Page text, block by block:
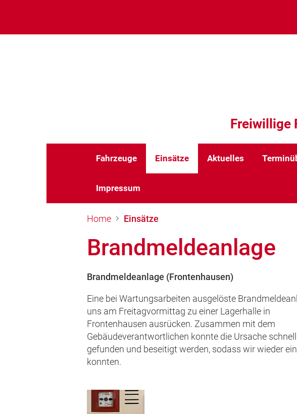
Freiwillige
Fahrzeuge Einsätze Aktuelles
Impressum
Home Einsätze
Brandmeldeanlage
Brandmeldeanlage (Frontenhausen)
Eine bei Wartungsarbeiten ausgelöste
uns am Freitagvormittag zu einer Lagerhalle in
Frontenhausen ausrücken. Zusammen mit dem
Gebäudeverantwortlichen konnte die Ursache schnell
gefunden und beseitigt werden, sodass wir wieder
konnten.